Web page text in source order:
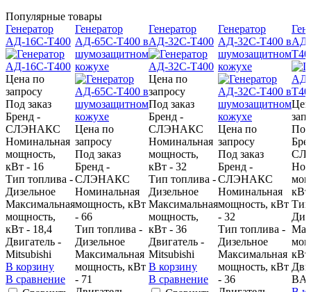
Популярные товары
Генератор
АД-16С-Т400
Цена по
запросу
Под заказ
Бренд -
CЛЭНАКС
Номинальная
мощность,
кВт - 16
Тип топлива -
Дизельное
Максимальная
мощность,
кВт - 18,4
Двигатель -
Mitsubishi
В корзину
В сравнение
Генератор
АД-65С-Т400 в
шумозащитном
кожухе
Цена по
запросу
Под заказ
Бренд -
CЛЭНАКС
Номинальная
мощность, кВт
- 66
Тип топлива -
Дизельное
Максимальная
мощность, кВт
- 71
Генератор
АД-32С-Т400
Цена по
запросу
Под заказ
Бренд -
CЛЭНАКС
Номинальная
мощность,
кВт - 32
Тип топлива -
Дизельное
Максимальная
мощность,
кВт - 36
Двигатель -
Mitsubishi
В корзину
В сравнение
Генератор
АД-32С-Т400 в
шумозащитном
кожухе
Цена по
запросу
Под заказ
Бренд -
CЛЭНАКС
Номинальная
мощность, кВт
- 32
Тип топлива -
Дизельное
Максимальная
мощность, кВт
- 36
Под
кВт
кВт